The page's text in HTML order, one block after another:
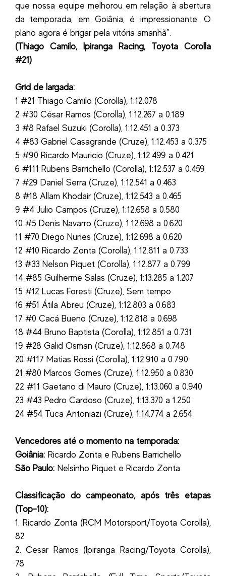
que nossa equipe melhorou em relação à abertura
da temporada, em Goiânia, é impressionante. O
plano agora é brigar pela vitória amanhã”.
(Thiago Camilo, Ipiranga Racing, Toyota Corolla
#21)
Grid de largada:
1 #21 Thiago Camilo (Corolla), 1:12.078
2 #30 César Ramos (Corolla), 1:12.267 a 0.189
3 #8 Rafael Suzuki (Corolla), 1:12.451 a 0.373
4 #83 Gabriel Casagrande (Cruze), 1:12.453 a 0.375
5 #90 Ricardo Mauricio (Cruze), 1:12.499 a 0.421
6 #111 Rubens Barrichello (Corolla), 1:12.537 a 0.459
7 #29 Daniel Serra (Cruze), 1:12.541 a 0.463
8 #18 Allam Khodair (Cruze), 1:12.543 a 0.465
9 #4 Julio Campos (Cruze), 1:12.658 a 0.580
10 #5 Denis Navarro (Cruze), 1:12.698 a 0.620
11 #70 Diego Nunes (Cruze), 1:12.698 a 0.620
12 #10 Ricardo Zonta (Corolla), 1:12.811 a 0.733
13 #33 Nelson Piquet (Corolla), 1:12.877 a 0.799
14 #85 Guilherme Salas (Cruze), 1:13.285 a 1.207
15 #12 Lucas Foresti (Cruze), Sem tempo
16 #51 Átila Abreu (Cruze), 1:12.803 a 0.683
17 #0 Cacá Bueno (Cruze), 1:12.818 a 0.698
18 #44 Bruno Baptista (Corolla), 1:12.851 a 0.731
19 #28 Galid Osman (Cruze), 1:12.868 a 0.748
20 #117 Matias Rossi (Corolla), 1:12.910 a 0.790
21 #80 Marcos Gomes (Cruze), 1:12.950 a 0.830
22 #11 Gaetano di Mauro (Cruze), 1:13.060 a 0.940
23 #43 Pedro Cardoso (Cruze), 1:13.370 a 1.250
24 #54 Tuca Antoniazi (Cruze), 1:14.774 a 2.654
Vencedores até o momento na temporada:
Goiânia: Ricardo Zonta e Rubens Barrichello
São Paulo: Nelsinho Piquet e Ricardo Zonta
Classificação do campeonato, após três etapas
(Top-10):
1. Ricardo Zonta (RCM Motorsport/Toyota Corolla),
82
2. Cesar Ramos (Ipiranga Racing/Toyota Corolla),
78